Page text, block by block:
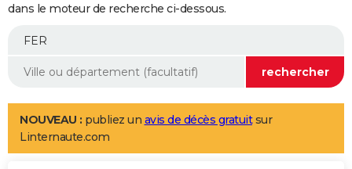
Essais
Réserver un essai
Citadines
Berlines
SUV
Forum auto
+
Mobiles
Meilleur smartphone
Internet
Ordinateurs
Jeux vidéo
Guide high-tech
Aménagement intérieur
LIFESTYLE
Art de vivre
Bien-être
Loisirs
Mode
Modes de vie
dans le moteur de recherche ci-dessous.
NOUVEAU : publiez un avis de décès gratuitsur
Linternaute.com